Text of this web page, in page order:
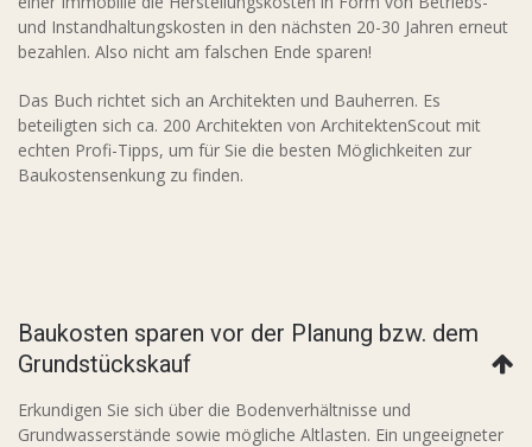
und Instandhaltungskosten in den nächsten 20-30 Jahren erneut
bezahlen. Also nicht am falschen Ende sparen!
Das Buch richtet sich an Architekten und Bauherren. Es
beteiligten sich ca. 200 Architekten von ArchitektenScout mit
echten Profi-Tipps, um für Sie die besten Möglichkeiten zur
Baukostensenkung zu finden.
Baukosten sparen vor der Planung bzw. dem
Grundstückskauf
Erkundigen Sie sich über die Bodenverhältnisse und
Grundwasserstände sowie mögliche Altlasten. Ein ungeeigneter